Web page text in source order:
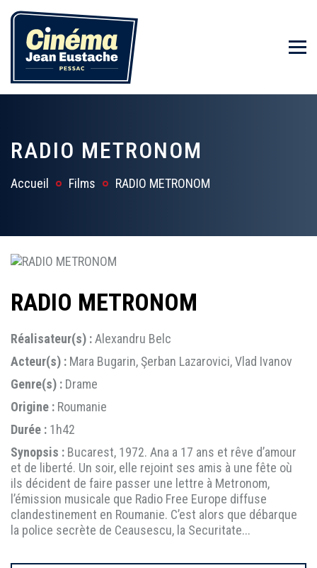
RADIO METRONOM
Accueil Films RADIO METRONOM
RADIO METRONOM
Réalisateur(s) :Alexandru Belc
Acteur(s) : Mara Bugarin, Şerban Lazarovici, Vlad Ivanov
Genre(s) : Drame
Origine : Roumanie
Durée : 1h42
Synopsis : Bucarest, 1972. Ana a 17 ans et rêve d’amour
et de liberté. Un soir, elle rejoint ses amis à une fête où
ils décident de faire passer une lettre à Metronom,
l’émission musicale que Radio Free Europe diffuse
clandestinement en Roumanie. C’est alors que débarque
la police secrète de Ceausescu, la Securitate...